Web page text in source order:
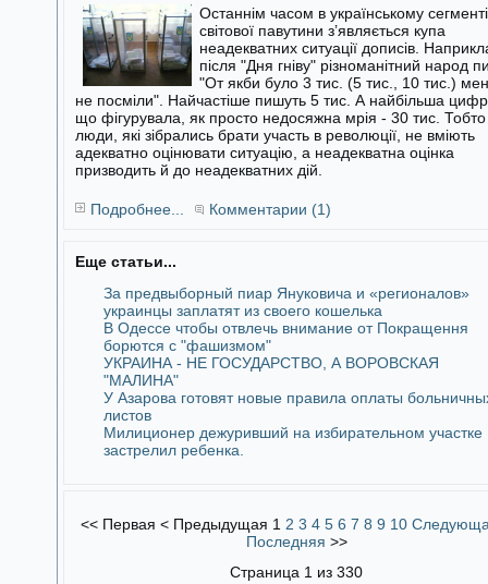
Останнім часом в українському сегменті
світової павутини з’являється купа
неадекватних ситуації дописів.
після "Дня гніву" різноманітний народ
"От якби було 3 тис. (5 тис., 10 тис.)
не посміли". Найчастіше пишуть 5 тис. А найбільша
що фігурувала, як просто недосяжна мрія - 30 тис. Тобто
люди, які зібрались брати участь в революції, не вміють
адекватно оцінювати ситуацію, а неадекватна оцінка
призводить й до неадекватних дій.
Подробнее... Комментарии (1)
Еще статьи...
За предвыборный пиар Януковича и «регионалов»
украинцы заплатят из своего кошелька
В Одессе чтобы отвлечь внимание от Покращення
борются с "фашизмом"
УКРАИНА - НЕ ГОСУДАРСТВО, А ВОРОВСКАЯ
"МАЛИНА"
У Азарова готовят новые правила оплаты
листов
Милиционер дежуривший на избирательном участке
застрелил ребенка.
<< Первая < Предыдущая 1 2 3 4 5 6 7 8 9 10
Последняя >>
Страница 1 из 330